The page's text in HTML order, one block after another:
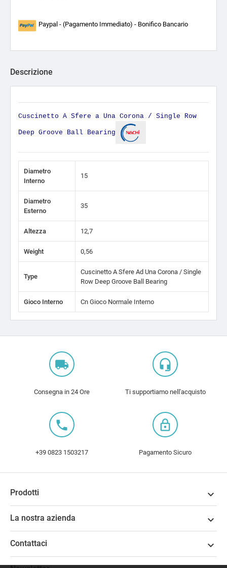
Paypal - (Pagamento Immediato) - Bonifico Bancario
Descrizione
Cuscinetto A Sfere a Una Corona / Single Row
Deep Groove Ball Bearing
Diametro
Interno
15
Diametro
Esterno
35
Altezza 12,7
Weight 0,56
Type
Cuscinetto A Sfere Ad Una Corona / Single
Row Deep Groove Ball Bearing
Gioco Interno Cn Gioco Normale Interno
local_shipping
Consegna in 24 Ore
headset_mic
Ti supportiamo nell'acquisto
local_phone
+39 0823 1503217
lock_outline
Pagamento Sicuro
Prodotti 
La nostra azienda 
Contattaci 